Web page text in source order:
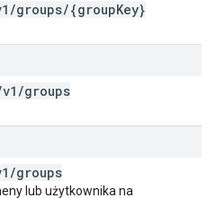
/groups/{groupKey}
v1 /groups
/groups
lub użytkownika na